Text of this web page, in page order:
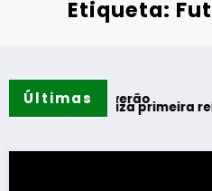
Etiqueta:
Últimas
do verão
realiza primeira